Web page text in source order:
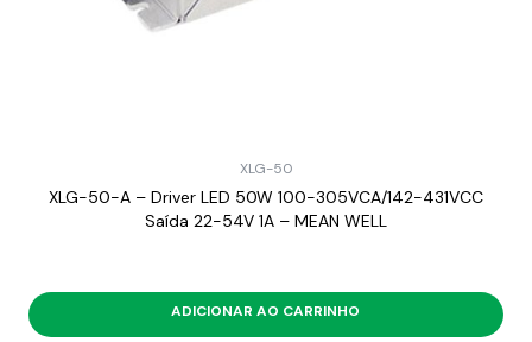
XLG-50
XLG-50-A – Driver LED 50W 100-305VCA/142-431VCC
Saída 22-54V 1A – MEAN WELL
ADICIONAR AO CARRINHO